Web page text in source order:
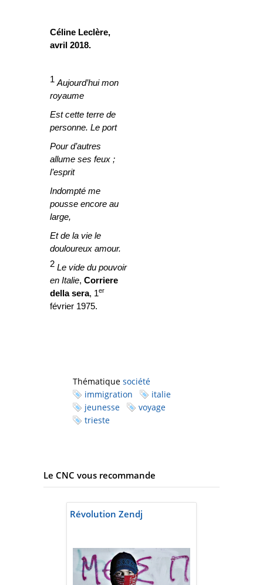
Céline Leclère,
avril 2018.
1 Aujourd’hui mon
royaume
Est cette terre de
personne. Le port
Pour d’autres
allume ses feux ;
l’esprit
Indompté me
pousse encore au
large,
Et de la vie le
douloureux amour.
2 Le vide du pouvoir
en Italie, Corriere
della sera, 1er
février 1975.
Thématique société
immigration
italie
jeunesse
voyage
trieste
Le CNC vous recommande
Révolution Zendj